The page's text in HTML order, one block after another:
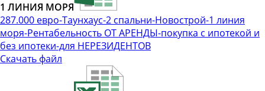
1 ЛИНИЯ МОРЯ
287.000 евро-Таунхаус-2 спальни-Новострой-1 линия
моря-Рентабельность ОТ АРЕНДЫ-покупка с ипотекой и
без ипотеки-для НЕРЕЗИДЕНТОВ
Скачать файл